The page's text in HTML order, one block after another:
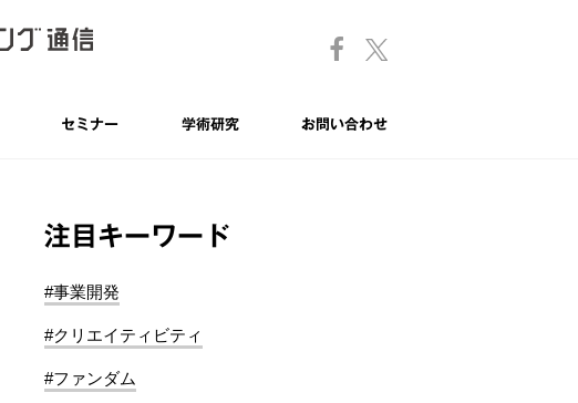
セミナー 学術研究 お問い合わせ
注目キーワード
#事業開発
#クリエイティビティ
#ファンダム